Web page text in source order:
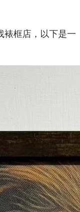
裱框店，以下是一